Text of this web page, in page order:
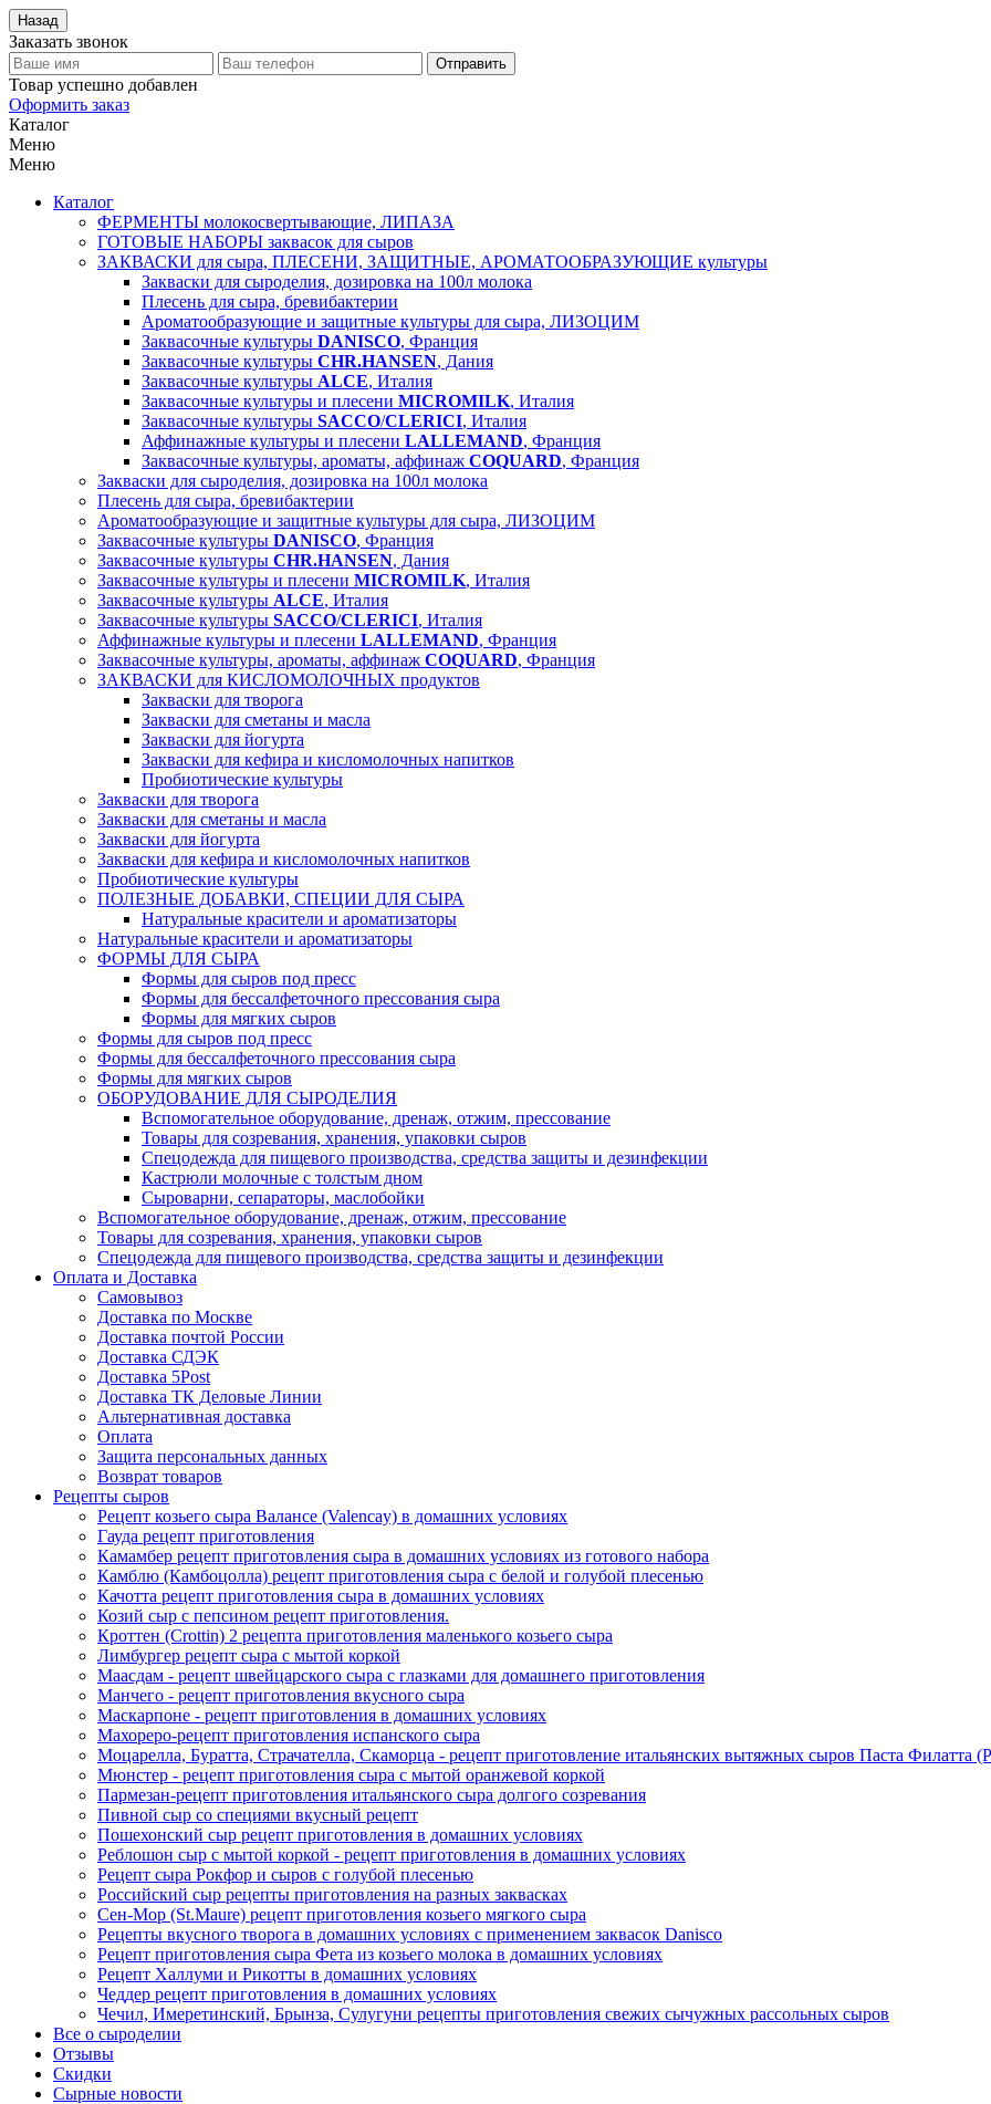
Назад
Заказать звонок
Отправить
Товар успешно добавлен
Оформить заказ
Каталог
Меню
Меню
Каталог
ФЕРМЕНТЫ молокосвертывающие, ЛИПАЗА
ГОТОВЫЕ НАБОРЫ заквасок для сыров
ЗАКВАСКИ для сыра, ПЛЕСЕНИ, ЗАЩИТНЫЕ, АРОМАТООБРАЗУЮЩИЕ культуры
Закваски для сыроделия, дозировка на 100л молока
Плесень для сыра, бревибактерии
Ароматообразующие и защитные культуры для сыра, ЛИЗОЦИМ
Заквасочные культуры DANISCO, Франция
Заквасочные культуры CHR.HANSEN, Дания
Заквасочные культуры ALCE, Италия
Заквасочные культуры и плесени MICROMILK, Италия
Заквасочные культуры SACCO/CLERICI, Италия
Аффинажные культуры и плесени LALLEMAND, Франция
Заквасочные культуры, ароматы, аффинаж COQUARD, Франция
Закваски для сыроделия, дозировка на 100л молока
Плесень для сыра, бревибактерии
Ароматообразующие и защитные культуры для сыра, ЛИЗОЦИМ
Заквасочные культуры DANISCO, Франция
Заквасочные культуры CHR.HANSEN, Дания
Заквасочные культуры и плесени MICROMILK, Италия
Заквасочные культуры ALCE, Италия
Заквасочные культуры SACCO/CLERICI, Италия
Аффинажные культуры и плесени LALLEMAND, Франция
Заквасочные культуры, ароматы, аффинаж COQUARD, Франция
ЗАКВАСКИ для КИСЛОМОЛОЧНЫХ продуктов
Закваски для творога
Закваски для сметаны и масла
Закваски для йогурта
Закваски для кефира и кисломолочных напитков
Пробиотические культуры
Закваски для творога
Закваски для сметаны и масла
Закваски для йогурта
Закваски для кефира и кисломолочных напитков
Пробиотические культуры
ПОЛЕЗНЫЕ ДОБАВКИ, СПЕЦИИ ДЛЯ СЫРА
Натуральные красители и ароматизаторы
Натуральные красители и ароматизаторы
ФОРМЫ ДЛЯ СЫРА
Формы для сыров под пресс
Формы для бессалфеточного прессования сыра
Формы для мягких сыров
Формы для сыров под пресс
Формы для бессалфеточного прессования сыра
Формы для мягких сыров
ОБОРУДОВАНИЕ ДЛЯ СЫРОДЕЛИЯ
Вспомогательное оборудование, дренаж, отжим, прессование
Товары для созревания, хранения, упаковки сыров
Спецодежда для пищевого производства, средства защиты и дезинфекции
Кастрюли молочные с толстым дном
Сыроварни, сепараторы, маслобойки
Вспомогательное оборудование, дренаж, отжим, прессование
Товары для созревания, хранения, упаковки сыров
Спецодежда для пищевого производства, средства защиты и дезинфекции
Оплата и Доставка
Самовывоз
Доставка по Москве
Доставка почтой России
Доставка СДЭК
Доставка 5Post
Доставка ТК Деловые Линии
Альтернативная доставка
Оплата
Защита персональных данных
Возврат товаров
Рецепты сыров
Рецепт козьего сыра Валансе (Valencay) в домашних условиях
Гауда рецепт приготовления
Камамбер рецепт приготовления сыра в домашних условиях из готового набора
Камблю (Камбоцолла) рецепт приготовления сыра с белой и голубой плесенью
Качотта рецепт приготовления сыра в домашних условиях
Козий сыр с пепсином рецепт приготовления.
Кроттен (Crottin) 2 рецепта приготовления маленького козьего сыра
Лимбургер рецепт сыра с мытой коркой
Маасдам - рецепт швейцарского сыра с глазками для домашнего приготовления
Манчего - рецепт приготовления вкусного сыра
Маскарпоне - рецепт приготовления в домашних условиях
Махореро-рецепт приготовления испанского сыра
Моцарелла, Буратта, Страчателла, Скаморца - рецепт приготовление итальянских вытяжных сыров Паста Филатта
Мюнстер - рецепт приготовления сыра с мытой оранжевой коркой
Пармезан-рецепт приготовления итальянского сыра долгого созревания
Пивной сыр со специями вкусный рецепт
Пошехонский сыр рецепт приготовления в домашних условиях
Реблошон сыр с мытой коркой - рецепт приготовления в домашних условиях
Рецепт сыра Рокфор и сыров с голубой плесенью
Российский сыр рецепты приготовления на разных заквасках
Сен-Мор (St.Maure) рецепт приготовления козьего мягкого сыра
Рецепты вкусного творога в домашних условиях с применением заквасок Danisco
Рецепт приготовления сыра Фета из козьего молока в домашних условиях
Рецепт Халлуми и Рикотты в домашних условиях
Чеддер рецепт приготовления в домашних условиях
Чечил, Имеретинский, Брынза, Сулугуни рецепты приготовления свежих сычужных рассольных сыров
Все о сыроделии
Отзывы
Скидки
Сырные новости